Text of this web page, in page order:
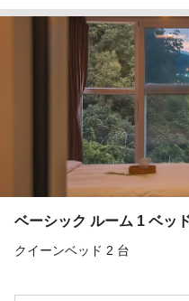
ベーシック ルーム 1 ベッ
クイーンベッド 2 台